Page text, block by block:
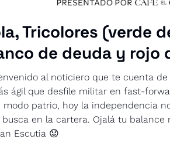
Tricolores (verde
de deuda y rojo
al noticiero que te cuenta
ágil que desfile militar en fast-
modo patrio, hoy la independencia
busca en la cartera. Ojalá tu balance
Escutia 😟